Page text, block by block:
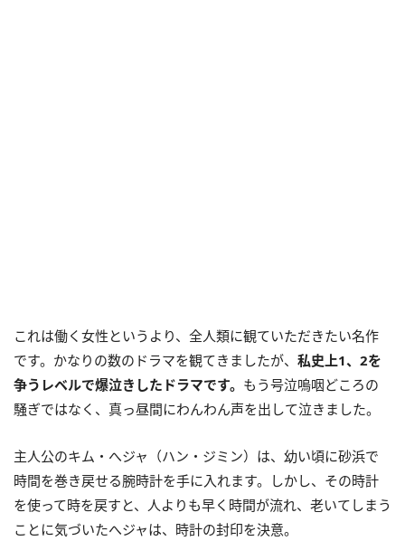
これは働く女性というより、全人類に観ていただきたい名作
です。かなりの数のドラマを観てきましたが、 私史上1、2を
争うレベルで爆泣きしたドラマです。 もう号泣嗚咽どころの
騒ぎではなく、真っ昼間にわんわん声を出して泣きました。
主人公のキム・へジャ（ハン・ジミン）は、幼い頃に砂浜で
時間を巻き戻せる腕時計を手に入れます。しかし、その時計
を使って時を戻すと、人よりも早く時間が流れ、老いてしまう
ことに気づいたへジャは、時計の封印を決意。